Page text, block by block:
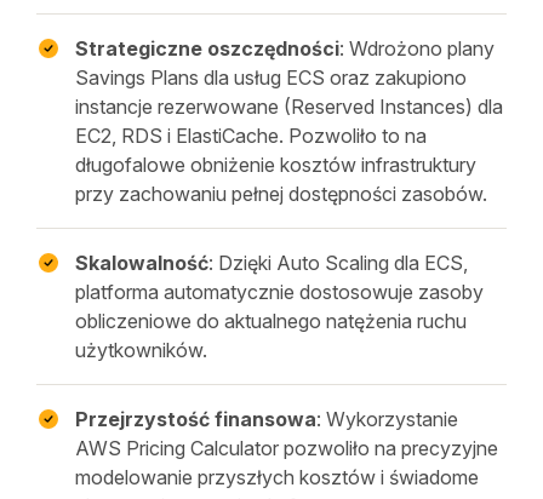
Strategiczne oszczędności: Wdrożono plany
Savings Plans dla usług ECS oraz zakupiono
instancje rezerwowane (Reserved Instances) dla
EC2, RDS i ElastiCache. Pozwoliło to na
długofalowe obniżenie kosztów infrastruktury
przy zachowaniu pełnej dostępności zasobów.
Skalowalność: Dzięki Auto Scaling dla ECS,
platforma automatycznie dostosowuje zasoby
obliczeniowe do aktualnego natężenia ruchu
użytkowników.
Przejrzystość finansowa: Wykorzystanie
AWS Pricing Calculator pozwoliło na precyzyjne
modelowanie przyszłych kosztów i świadome